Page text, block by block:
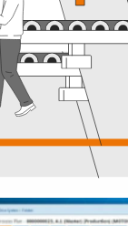
kontakt@taktiq.de